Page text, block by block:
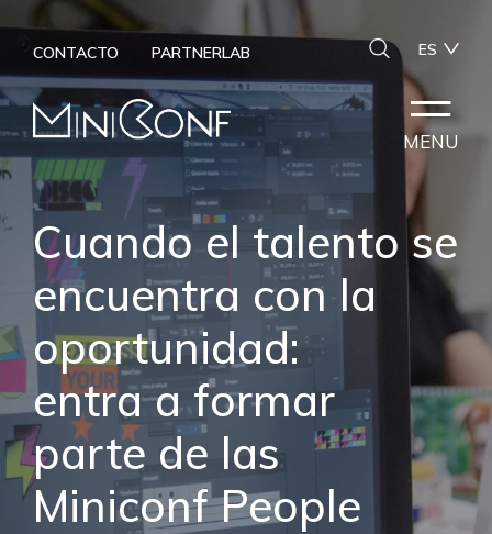
CONTACTO ES
PARTNERLAB
MENU
Cuando el talento se
encuentra con la
oportunidad:
entra a formar
parte de las
Miniconf People